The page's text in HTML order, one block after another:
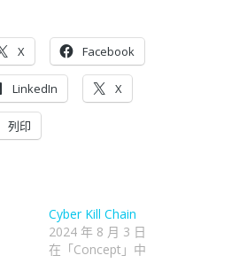
X Facebook
LinkedIn X
列印
Cyber Kill Chain
2024 年 8 月 3 日
在「Concept」中